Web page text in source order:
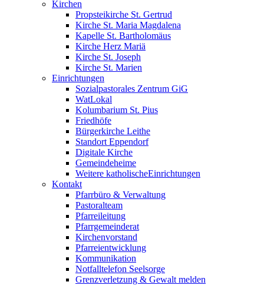
Kirchen
Propsteikirche St. Gertrud
Kirche St. Maria Magdalena
Kapelle St. Bartholomäus
Kirche Herz Mariä
Kirche St. Joseph
Kirche St. Marien
Einrichtungen
Sozialpastorales Zentrum GiG
WatLokal
Kolumbarium St. Pius
Friedhöfe
Bürgerkirche Leithe
Standort Eppendorf
Digitale Kirche
Gemeindeheime
Weitere katholische­­Einrichtungen
Kontakt
Pfarrbüro & Verwaltung
Pastoralteam
Pfarreileitung
Pfarrgemeinderat
Kirchenvorstand
Pfarreientwicklung
Kommunikation
Notfalltelefon Seelsorge
Grenzverletzung & Gewalt melden